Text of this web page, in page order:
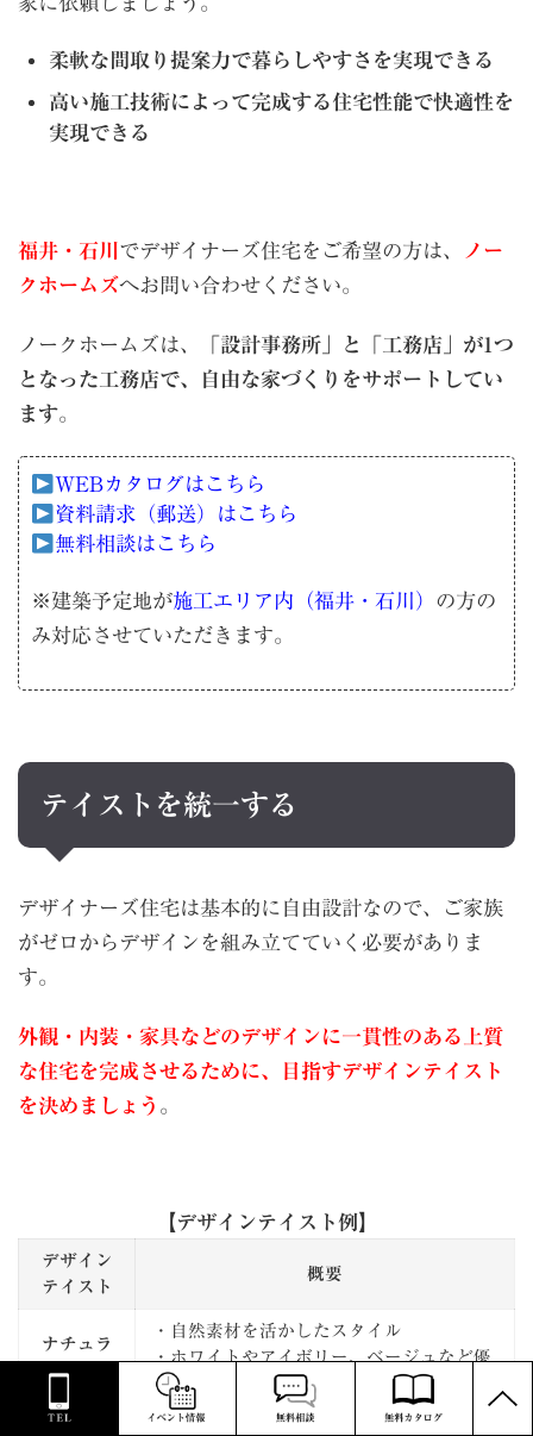
柔軟な間取り提案力で暮らしやすさを実現できる
高い施工技術によって完成する住宅性能で快適性を
実現できる
福井・石川 でデザイナーズ住宅をご希望の方は、
ノー
クホームズへお問い合わせください。
ノークホームズは、
「設計事務所」と「工務店」が1つ
となった工務店で、自由な家づくりをサポートしてい
ます。
WEBカタログはこちら
資料請求（郵送）はこちら
無料相談はこちら
※建築予定地が施工エリア内（福井・石川） の方の
み対応させていただきます。
テイストを統一する
デザイナーズ住宅は基本的に自由設計なので、ご家族
がゼロからデザインを組み立てていく必要がありま
す。
外観・内装・家具などのデザインに一貫性のある上質
な住宅を完成させるために、目指すデザインテイスト
を決めましょう 。
【デザインテイスト例】
デザイン
テイスト
概要
ナチュラ
ル
・自然素材を活かしたスタイル
・ホワイトやアイボリー、ベージュなど優
しい色合いを取り入れることが多い
・近代的でスタイリッシュなスタイル
TOP